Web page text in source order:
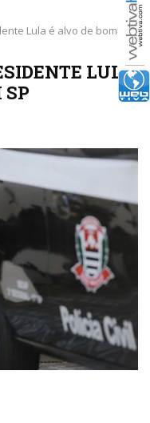
Lula é alvo de bomba
LULA
SP